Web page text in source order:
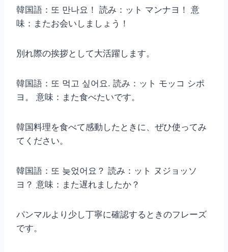
韓国語：또 만나요！ 読み：ット マンナヨ！ 意
味：またお会いしましょう！
別れ際の挨拶として大活躍します。
韓国語：또 먹고 싶어요. 読み：ット モッコ シポ
ヨ。 意味：また食べたいです。
韓国料理を食べて感動したときに、ぜひ使ってみ
てください。
韓国語：또 늦었어요？ 読み：ット ヌジョッソ
ヨ？ 意味：また遅れましたか？
パンマルより少し丁寧に確認するときのフレーズ
です。